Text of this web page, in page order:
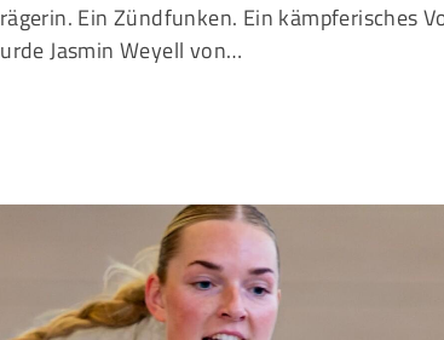
Ein Zündfunken. Ein kämpferisches
Jasmin Weyell von…